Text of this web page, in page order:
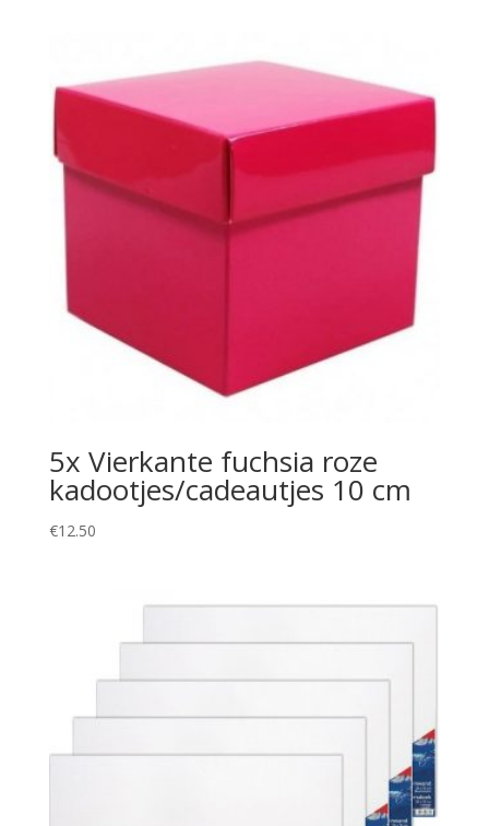
5x Vierkante fuchsia roze
kadootjes/cadeautjes 10 cm
€12.50